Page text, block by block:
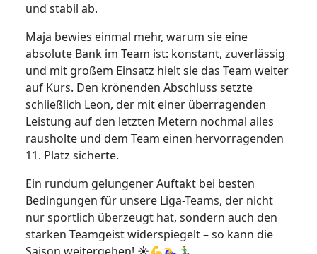
und stabil ab.
Maja bewies einmal mehr, warum sie eine
absolute Bank im Team ist: konstant, zuverlässig
und mit großem Einsatz hielt sie das Team weiter
auf Kurs. Den krönenden Abschluss setzte
schließlich Leon, der mit einer überragenden
Leistung auf den letzten Metern nochmal alles
rausholte und dem Team einen hervorragenden
11. Platz sicherte.
Ein rundum gelungener Auftakt bei besten
Bedingungen für unsere Liga-Teams, der nicht
nur sportlich überzeugt hat, sondern auch den
starken Teamgeist widerspiegelt – so kann die